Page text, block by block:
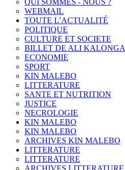
QUI SOMMES - NOUS ?
WEBMAIL
TOUTE L’ACTUALITÉ
POLITIQUE
CULTURE ET SOCIETE
BILLET DE ALI KALONGA
ECONOMIE
SPORT
KIN MALEBO
LITTERATURE
SANTE ET NUTRITION
JUSTICE
NECROLOGIE
KIN MALEBO
KIN MALEBO
ARCHIVES KIN MALEBO
LITTERATURE
LITTERATURE
ARCHIVES LITTERATURE